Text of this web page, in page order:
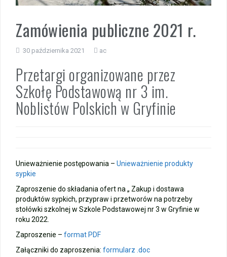
Wycieczka klasy 3b i 3d do Zieleniewa i Kołobrzegu
🌊🏰 Wycieczka do Trójmiasta i Malborka 🏰🌊
📚🧇🍧PODZIĘKOWANIA🍧🧇📚
Ósme miejsce w województwie i brązowy medal indywidualnie!
Zamówienia publiczne 2021 r.
30 października 2021 ac
Przetargi organizowane przez
Szkołę Podstawową nr 3 im.
Noblistów Polskich w Gryfinie
Unieważnienie postępowania – Unieważnienie produkty
sypkie
Zaproszenie do składania ofert na „ Zakup i dostawa
produktów sypkich, przypraw i przetworów na potrzeby
stołówki szkolnej w Szkole Podstawowej nr 3 w Gryfinie w
roku 2022.
Zaproszenie – format PDF
Załączniki do zaproszenia: formularz .doc